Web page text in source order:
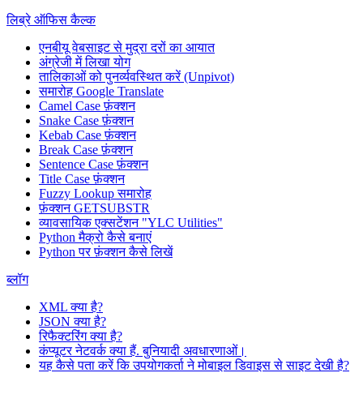
लिब्रे ऑफिस कैल्क
एनबीयू वेबसाइट से मुद्रा दरों का आयात
अंग्रेजी में लिखा योग
तालिकाओं को पुनर्व्यवस्थित करें (Unpivot)
समारोह Google Translate
Camel Case फ़ंक्शन
Snake Case फ़ंक्शन
Kebab Case फ़ंक्शन
Break Case फ़ंक्शन
Sentence Case फ़ंक्शन
Title Case फ़ंक्शन
Fuzzy Lookupसमारोह
फ़ंक्शन GETSUBSTR
व्यावसायिक एक्सटेंशन "YLC Utilities"
Python मैक्रो कैसे बनाएं
Python पर फ़ंक्शन कैसे लिखें
ब्लॉग
XML क्या है?
JSON क्या है?
रिफैक्टरिंग क्या है?
कंप्यूटर नेटवर्क क्या हैं. बुनियादी अवधारणाओं।
यह कैसे पता करें कि उपयोगकर्ता ने मोबाइल डिवाइस से साइट देखी है?